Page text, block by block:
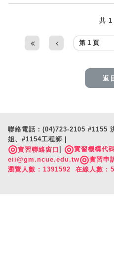
共 1
返
聯絡電話：(04)723-2105 #1155
姐、#1154工程師 |
◎實習聯絡窗口 ◎實習機構代
eii@gm.ncue.edu.tw◎實習申
瀏覽人數 : 1391592 在線人數 :